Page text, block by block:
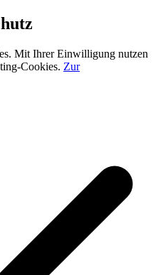
Mit Ihrer Einwilligung nutzen
Cookies. Zur